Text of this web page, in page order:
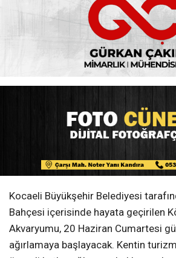
Kocaeli Büyükşehir Belediyesi
Bahçesi içerisinde hayata geçirilen
Akvaryumu, 20 Haziran Cumartesi
ağırlamaya başlayacak. Kentin